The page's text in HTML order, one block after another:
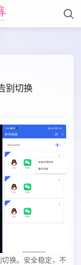
别切换
换。安全稳定，不